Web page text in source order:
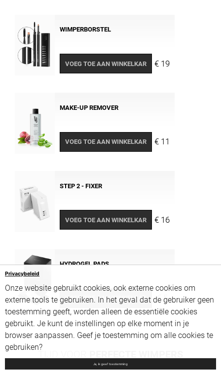
WIMPERBORSTEL
VOEG TOE AAN WINKELKAR € 19
MAKE-UP REMOVER
VOEG TOE AAN WINKELKAR € 11
STEP 2 - FIXER
VOEG TOE AAN WINKELKAR € 16
HYDROGEL PADS
VOEG TOE AAN WINKELKAR € 5
Privacybeleid
Onze website gebruikt cookies, ook externe cookies om
externe tools te gebruiken. In het geval dat de gebruiker geen
toestemming geeft, worden alleen de essentiële cookies
gebruikt. Je kunt de instellingen op elke moment in je
browser aanpassen. Geef je toestemming om alle cookies te
gebruiken?
Ja, ik geef toestemming